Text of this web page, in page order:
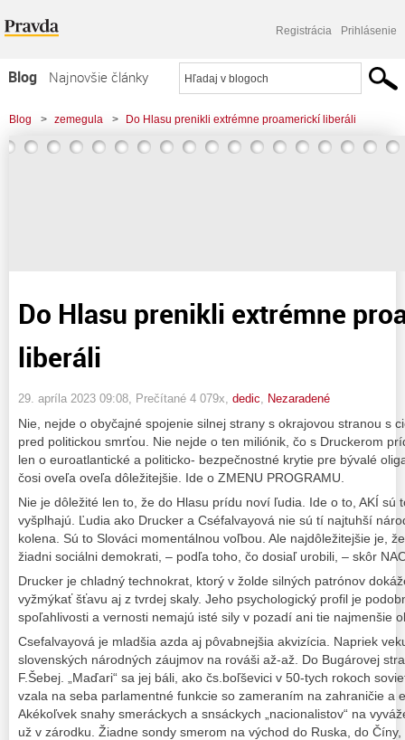
Registrácia Prihlásenie
Blog
Najnovšie články
Najčítanejšie články
Najkomentovanejšie články
Blog > zemegula > Do Hlasu prenikli extrémne proamerickí liberáli
Do Hlasu prenikli extrémne
liberáli
29. apríla 2023 09:08 , Prečítané 4 079x, dedic Nezaradené
Nie, nejde o obyčajné spojenie silnej strany s okrajovou stranou s
pred politickou smrťou. Nie nejde o ten miliónik, čo s Druckerom
len o euroatlantické a politicko- bezpečnostné krytie pre bývalé
čosi oveľa oveľa dôležitejšie. Ide o ZMENU PROGRAMU.
Nie je dôležité len to, že do Hlasu prídu noví ľudia. Ide o to, AKÍ sú
vyšplhajú. Ľudia ako Drucker a Cséfalvayová nie sú tí najtuhší
kolena. Sú to Slováci momentálnou voľbou. Ale najdôležitejšie je,
žiadni sociálni demokrati, – podľa toho, čo dosiaľ urobili, – skôr
Drucker je chladný technokrat, ktorý v žolde silných patrónov
vyžmýkať šťavu aj z tvrdej skaly. Jeho psychologický profil je
spoľahlivosti a vernosti nemajú isté sily v pozadí ani tie najmenšie
Csefalvayová je mladšia azda aj pôvabnejšia akvizícia. Napriek
slovenských národných záujmov na rováši až-až. Do Bugárovej
F.Šebej. „Maďari“ sa jej báli, ako čs.boľševici v 50-tych rokoch
vzala na seba parlamentné funkcie so zameraním na zahraničie a
Akékoľvek snahy smeráckych a snsáckych „nacionalistov“ na
už v zárodku. Žiadne sondy smerom na východ do Ruska, do